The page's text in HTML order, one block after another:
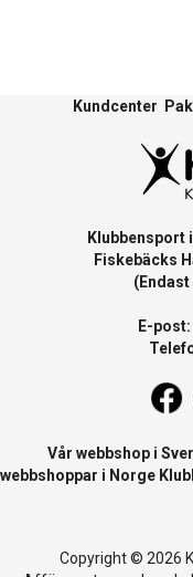
Kundcenter
Klubbensport i
Fiskebäcks
E-post:
Vår webbshop i
webbshoppar i Norge
Copyright © 2026